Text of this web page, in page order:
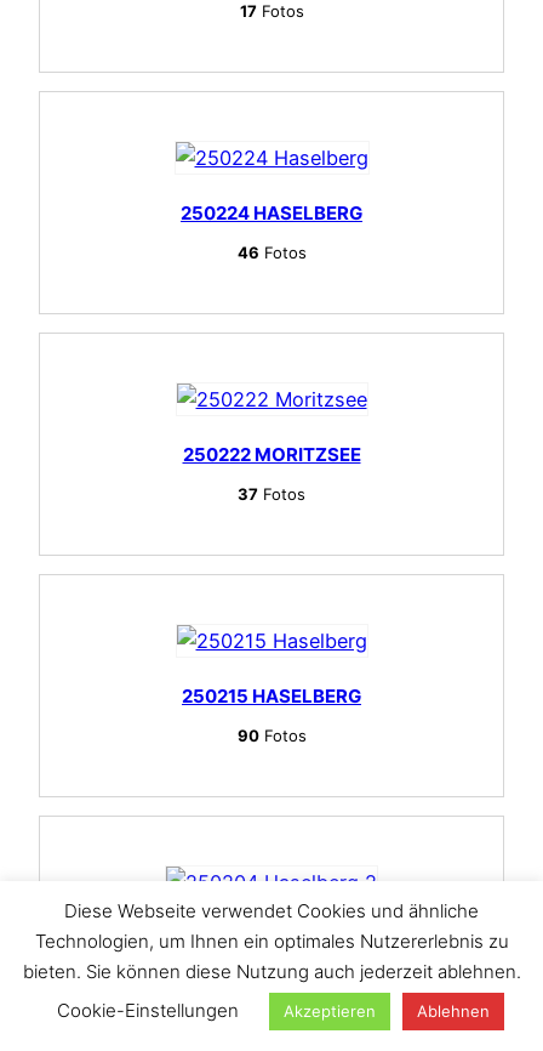
17Fotos
250224 HASELBERG
46 Fotos
250222 MORITZSEE
37 Fotos
250215 HASELBERG
90Fotos
250204 HASELBERG 2
25Fotos
Diese Webseite verwendet Cookies und ähnliche
Technologien, um Ihnen ein optimales Nutzererlebnis zu
bieten. Sie können diese Nutzung auch jederzeit ablehnen.
Cookie-Einstellungen
Akzeptieren Ablehnen